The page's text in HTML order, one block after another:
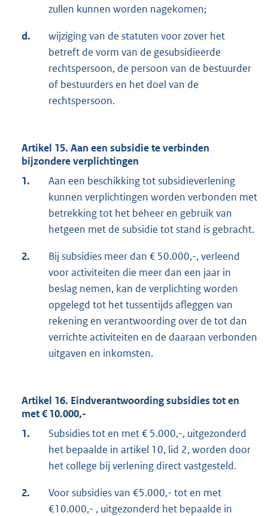
zullen kunnen worden nagekomen;
d.
wijziging van de statuten voor zover het
betreft de vorm van de gesubsidieerde
rechtspersoon, de persoon van de bestuurder
of bestuurders en het doel van de
rechtspersoon.
Artikel 15. Aan een subsidie te verbinden
bijzondere verplichtingen
1.
Aan een beschikking tot subsidieverlening
kunnen verplichtingen worden verbonden met
betrekking tot het beheer en gebruik van
hetgeen met de subsidie tot stand is gebracht.
2.
Bij subsidies meer dan € 50.000,-, verleend
voor activiteiten die meer dan een jaar in
beslag nemen, kan de verplichting worden
opgelegd tot het tussentijds afleggen van
rekening en verantwoording over de tot dan
verrichte activiteiten en de daaraan verbonden
uitgaven en inkomsten.
Artikel 16. Eindverantwoording subsidies tot en
met € 10.000,-
1.
Subsidies tot en met € 5.000,-, uitgezonderd
het bepaalde in artikel 10, lid 2, worden door
het college bij verlening direct vastgesteld.
2.
Voor subsidies van €5.000,- tot en met
€10.000,- , uitgezonderd het bepaalde in